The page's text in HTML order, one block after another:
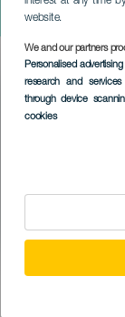
website.
We and our partners
Personalised
research and services
through device
cookies
A
Imagen
Listado